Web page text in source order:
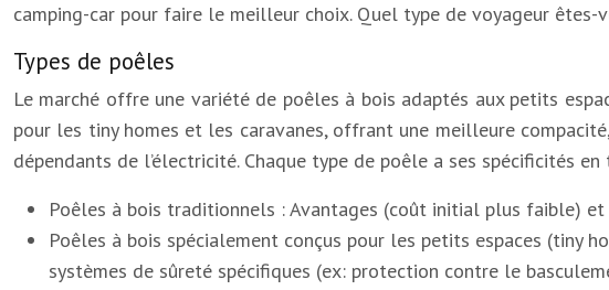
camping-car pour faire le meilleur choix. Quel type de voyageur
Types de poêles
Le marché offre une variété de poêles à bois adaptés aux petits
pour les tiny homes et les caravanes, offrant une meilleure
dépendants de l’électricité. Chaque type de poêle a ses spécificités
Poêles à bois traditionnels : Avantages (coût initial plus faible)
Poêles à bois spécialement conçus pour les petits espaces (tiny
systèmes de sûreté spécifiques (ex: protection contre le